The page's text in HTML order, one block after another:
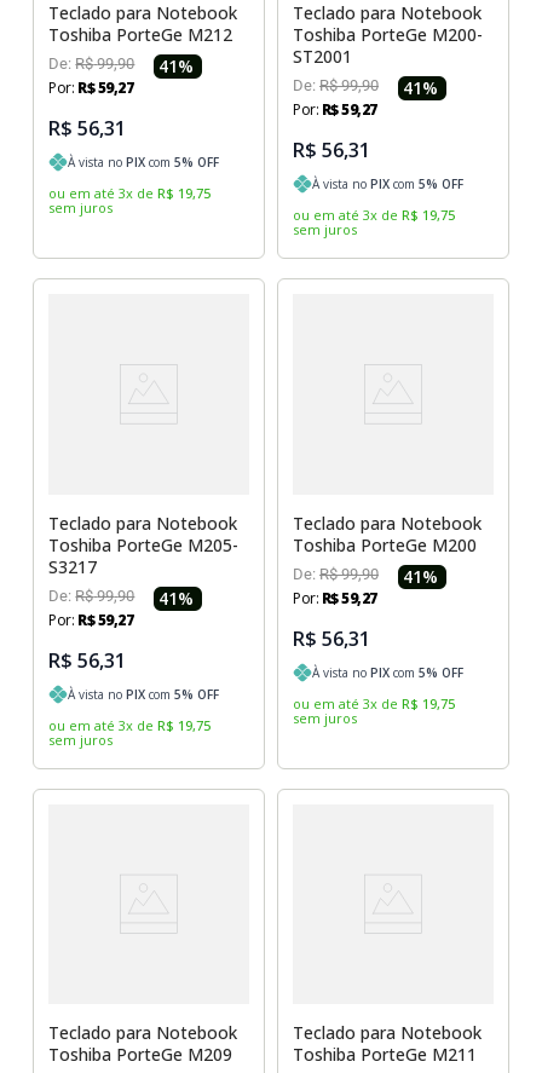
Teclado para Notebook
Toshiba PorteGe M212
De:R$ 99,90 41%
Por: R$59,27
R$ 56,31
À vista noPIX com5% OFF
ou em até 3x de R$ 19,75
sem juros
Teclado para Notebook
Toshiba PorteGe M200-
ST2001
De: R$ 99,90 41%
Por: R$59,27
R$ 56,31
À vista no PIX com 5% OFF
ou em até 3x de R$ 19,75
sem juros
Teclado para Notebook
Toshiba PorteGe M205-
S3217
De:R$ 99,90 41%
Por: R$59,27
R$ 56,31
À vista noPIX com5% OFF
ou em até 3x de R$ 19,75
sem juros
Teclado para Notebook
Toshiba PorteGe M200
De: R$ 99,90 41%
Por: R$59,27
R$ 56,31
À vista no PIX com 5% OFF
ou em até 3x de R$ 19,75
sem juros
Teclado para Notebook
Toshiba PorteGe M209
Teclado para Notebook
Toshiba PorteGe M211